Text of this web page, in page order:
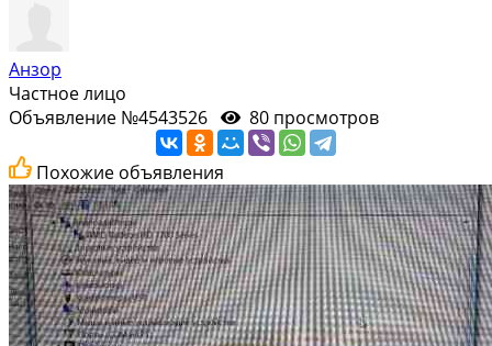
Анзор
Частное лицо
Объявление №4543526
80 просмотров
Похожие объявления